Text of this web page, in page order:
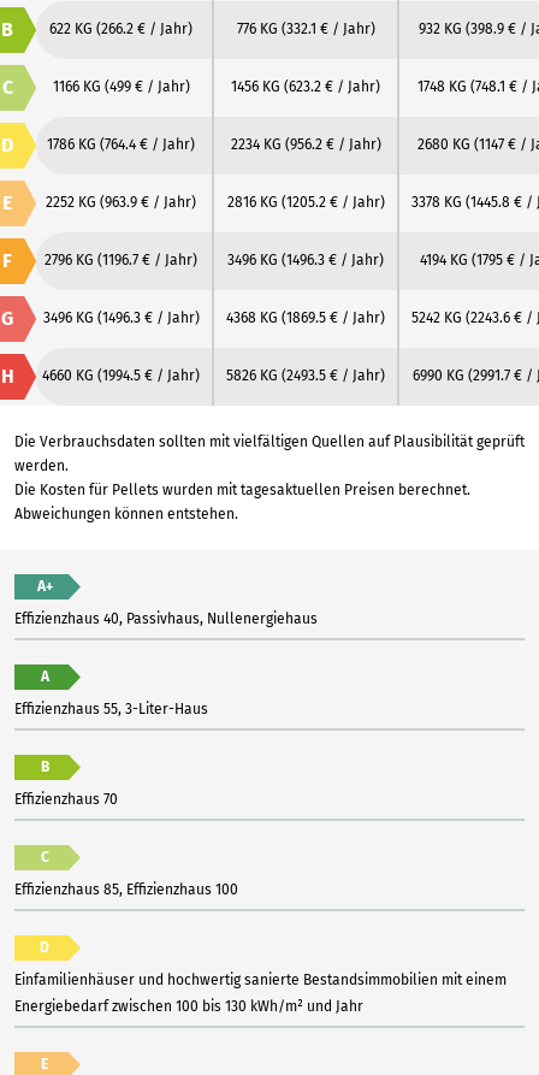
B 622 KG (266.2 € / Jahr) 776 KG (332.1 € / Jahr) 932 KG (398.9 € /
C 1166 KG (499 € / Jahr) 1456 KG (623.2 € / Jahr) 1748 KG (748.1 € /
D 1786 KG (764.4 € / Jahr) 2234 KG (956.2 € / Jahr) 2680 KG (1147 € /
E 2252 KG (963.9 € / Jahr) 2816 KG (1205.2 € / Jahr) 3378 KG (1445.8 € /
F 2796 KG (1196.7 € / Jahr) 3496 KG (1496.3 € / Jahr) 4194 KG (1795 € /
G 3496 KG (1496.3 € / Jahr) 4368 KG (1869.5 € / Jahr) 5242 KG (2243.6 € /
H 4660 KG (1994.5 € / Jahr) 5826 KG (2493.5 € / Jahr) 6990 KG (2991.7 € /
Die Verbrauchsdaten sollten mit vielfältigen Quellen auf Plausibilität geprüft
werden.
Die Kosten für Pellets wurden mit tagesaktuellen Preisen berechnet.
Abweichungen können entstehen.
A+
Effizienzhaus 40, Passivhaus, Nullenergiehaus
A
Effizienzhaus 55, 3-Liter-Haus
B
Effizienzhaus 70
C
Effizienzhaus 85, Effizienzhaus 100
D
Einfamilienhäuser und hochwertig sanierte Bestandsimmobilien mit einem
Energiebedarf zwischen 100 bis 130 kWh/m² und Jahr
E